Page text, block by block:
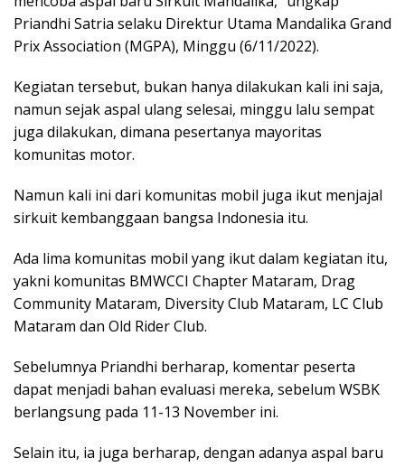
Priandhi Satria selaku Direktur Utama Mandalika Grand
Prix Association (MGPA), Minggu (6/11/2022).
Kegiatan tersebut, bukan hanya dilakukan kali ini saja,
namun sejak aspal ulang selesai, minggu lalu sempat
juga dilakukan, dimana pesertanya mayoritas
komunitas motor.
Namun kali ini dari komunitas mobil juga ikut menjajal
sirkuit kembanggaan bangsa Indonesia itu.
Ada lima komunitas mobil yang ikut dalam kegiatan itu,
yakni komunitas BMWCCI Chapter Mataram, Drag
Community Mataram, Diversity Club Mataram, LC Club
Mataram dan Old Rider Club.
Sebelumnya Priandhi berharap, komentar peserta
dapat menjadi bahan evaluasi mereka, sebelum WSBK
berlangsung pada 11-13 November ini.
Selain itu, ia juga berharap, dengan adanya aspal baru